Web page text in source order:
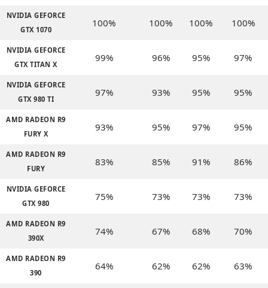
NVIDIA GEFORCE
GTX 1070
100% 100% 100% 100%
NVIDIA GEFORCE
GTX TITAN X
99% 96% 95% 97%
NVIDIA GEFORCE
GTX 980 TI
97% 93% 95% 95%
AMD RADEON R9
FURY X
93% 95% 97% 95%
AMD RADEON R9
FURY
83% 85% 91% 86%
NVIDIA GEFORCE
GTX 980
75% 73% 73% 73%
AMD RADEON R9
390X
74% 67% 68% 70%
AMD RADEON R9
390
64% 62% 62% 63%